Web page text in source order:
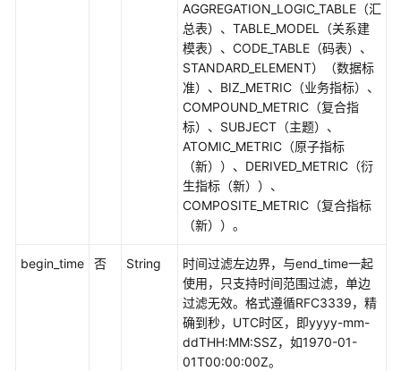
数
AGGREGATION_LOGIC_TABLE（汇
总表）、TABLE_MODEL（关系建
模表）、CODE_TABLE（码表）、
STANDARD_ELEMENT）（数据标
准）、BIZ_METRIC（业务指标）、
COMPOUND_METRIC（复合指
标）、SUBJECT（主题）、
ATOMIC_METRIC（原子指标
（新））、DERIVED_METRIC（衍
生指标（新））、
COMPOSITE_METRIC（复合指标
（新））。
begin_time 否 String
时间过滤左边界，与end_time一起
使用，只支持时间范围过滤，单边
过滤无效。格式遵循RFC3339，精
确到秒，UTC时区，即yyyy-mm-
ddTHH:MM:SSZ，如1970-01-
01T00:00:00Z。